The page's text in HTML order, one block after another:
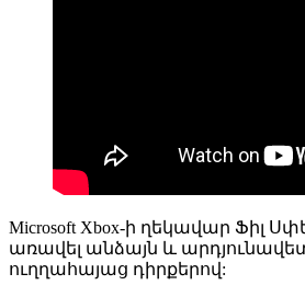
Microsoft Xbox-ի ղեկավար Ֆիլ
առավել անձայն և
ուղղահայաց դիրքերով: